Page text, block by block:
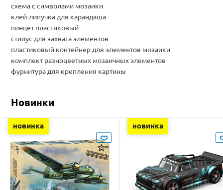
схема с символами мозаики
клей-липучка для карандаша
пинцет пластиковый
стилус для захвата элементов
пластиковый контейнер для элементов мозаики
комплект разноцветных мозаичных элементов
фурнитура для крепления картины
Новинки
новинка новинка